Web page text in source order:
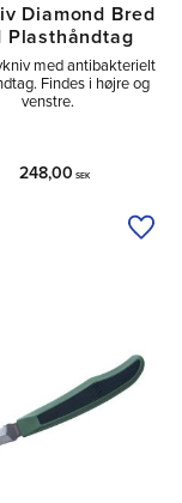
Diamond Bred
Plasthåndtag
med antibakterielt
Findes i højre og
venstre.
248,00 SEK